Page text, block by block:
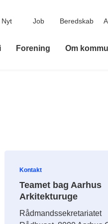
Nyt Job Beredskab
Forening Om
Kontakt
Teamet bag Aarhus
Arkitekturuge
Rådmandssekretariatet